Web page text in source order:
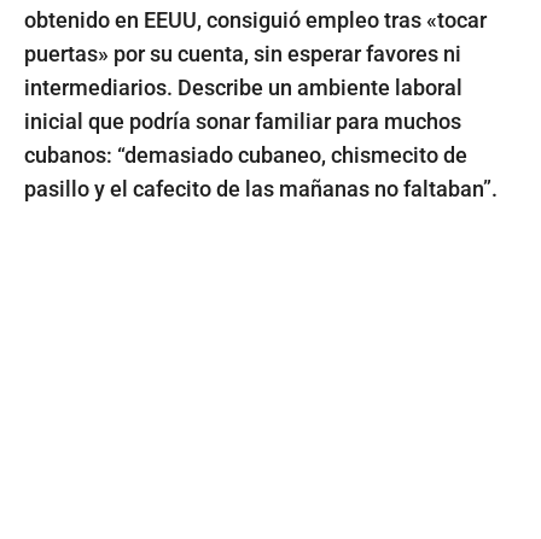
obtenido en EEUU, consiguió empleo tras «tocar
puertas» por su cuenta, sin esperar favores ni
intermediarios. Describe un ambiente laboral
inicial que podría sonar familiar para muchos
cubanos: “demasiado cubaneo, chismecito de
pasillo y el cafecito de las mañanas no faltaban”.